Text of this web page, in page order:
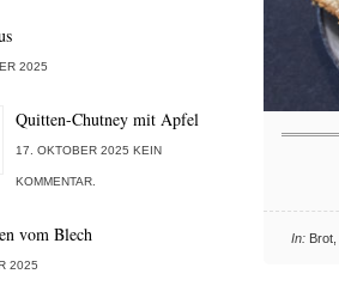
In: Brot
2025
Quitten-Chutney mit Apfel
17. OKTOBER 2025 KEIN
KOMMENTAR.
vom Blech
2025